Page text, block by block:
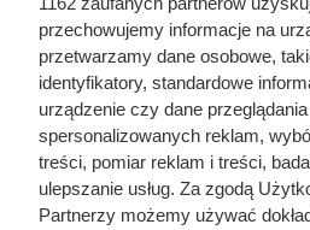
wieś. Polacy stworzyli w niej
przechowujemy informacje na
przetwarzamy dane osobowe,
identyfikatory, standardowe
urządzenie czy dane
spersonalizowanych reklam,
treści, pomiar reklam i treści,
ulepszanie usług. Za zgodą
Partnerzy możemy używać